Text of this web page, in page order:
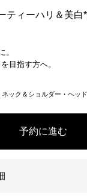
ティーハリ＆美白
。
目指す方へ。
ック＆ショルダー・ヘッ
予約に進む